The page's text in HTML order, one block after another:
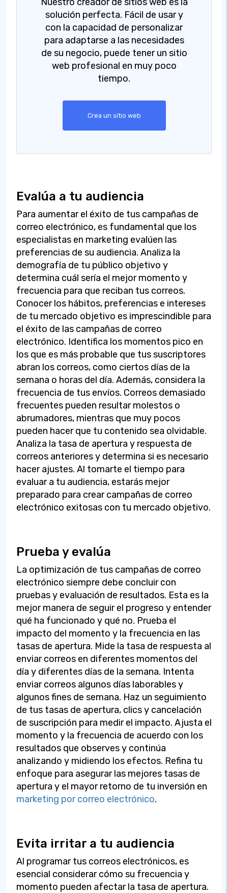
solución perfecta. Fácil de usar y
con la capacidad de personalizar
para adaptarse a las necesidades
de su negocio, puede tener un sitio
web profesional en muy poco
tiempo.
Crea un sitio web
Evalúa a tu audiencia
Para aumentar el éxito de tus campañas de
correo electrónico, es fundamental que los
especialistas en marketing evalúen las
preferencias de su audiencia. Analiza la
demografía de tu público objetivo y
determina cuál sería el mejor momento y
frecuencia para que reciban tus correos.
Conocer los hábitos, preferencias e intereses
de tu mercado objetivo es imprescindible para
el éxito de las campañas de correo
electrónico. Identifica los momentos pico en
los que es más probable que tus suscriptores
abran los correos, como ciertos días de la
semana o horas del día. Además, considera la
frecuencia de tus envíos. Correos demasiado
frecuentes pueden resultar molestos o
abrumadores, mientras que muy pocos
pueden hacer que tu contenido sea olvidable.
Analiza la tasa de apertura y respuesta de
correos anteriores y determina si es necesario
hacer ajustes. Al tomarte el tiempo para
evaluar a tu audiencia, estarás mejor
preparado para crear campañas de correo
electrónico exitosas con tu mercado objetivo.
Prueba y evalúa
La optimización de tus campañas de correo
electrónico siempre debe concluir con
pruebas y evaluación de resultados. Esta es la
mejor manera de seguir el progreso y entender
qué ha funcionado y qué no. Prueba el
impacto del momento y la frecuencia en las
tasas de apertura. Mide la tasa de respuesta al
enviar correos en diferentes momentos del
día y diferentes días de la semana. Intenta
enviar correos algunos días laborables y
algunos fines de semana. Haz un seguimiento
de tus tasas de apertura, clics y cancelación
de suscripción para medir el impacto. Ajusta el
momento y la frecuencia de acuerdo con los
resultados que observes y continúa
analizando y midiendo los efectos. Refina tu
enfoque para asegurar las mejores tasas de
apertura y el mayor retorno de tu inversión en
marketing por correo electrónico.
Evita irritar a tu audiencia
Al programar tus correos electrónicos, es
esencial considerar cómo su frecuencia y
momento pueden afectar la tasa de apertura.